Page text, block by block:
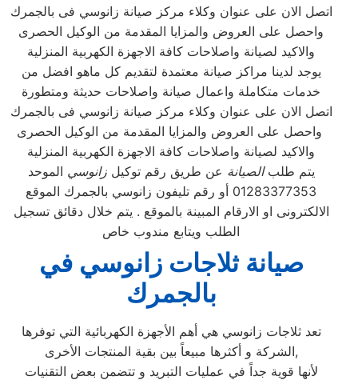
اتصل الان على عنوان وكلاء مركز صيانة زانوسي فى بالجمرك
واحصل على العروض والمزايا المقدمة من الوكيل الحصرى
والاكيد لصيانة واصلاحات كافة الاجهزة الكهربية المنزلية
يوجد لدينا مراكز صيانة معتمدة لتقديم كل ماهو افضل من
خدمات متكاملة واعمال صيانة واصلاحات حديثة ومتطورة
اتصل الان على عنوان وكلاء مركز صيانة زانوسي فى بالجمرك
واحصل على العروض والمزايا المقدمة من الوكيل الحصرى
والاكيد لصيانة واصلاحات كافة الاجهزة الكهربية المنزلية
يتم طلبالصيانة عن طريق رقم توكيلزانوسي الموحد
01283377353 أو رقم تليفون زانوسي بالجمرك الموقع
الالكترونى او الارقام المبينة بالموقع . يتم خلال دقائق تسجيل
الطلب ويتابع مندوب خاص
صيانة ثلاجات زانوسي في
بالجمرك
تعد ثلاجات زانوسي هي أهم الأجهزة الكهربائية التي توفرها
الشركة و أكثرها مبيعاً بين بقية المنتجات الأخرى,
لأنها قوية جداً في عمليات التبريد و تتضمن بعض التقنيات